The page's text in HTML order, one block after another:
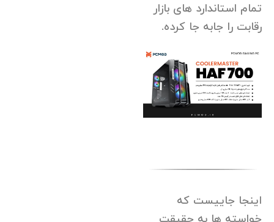
تمام استاندارد های بازار
رقابت را جابه جا کرده.
اینجا جاییست که